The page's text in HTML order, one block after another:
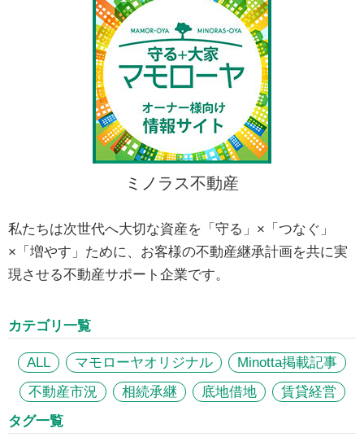
ミノラス不動産
私たちは次世代へ大切な資産を「守る」×「つなぐ」
×「増やす」ために、お客様の不動産継承計画を共に実
現させる不動産サポート企業です。
カテゴリ一覧
ALL マモローヤオリジナル
Minotta掲載記事
不動産市況
相続承継 底地借地
賃貸経営
タグ一覧